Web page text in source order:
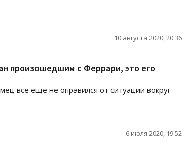
10 августа 2020, 20:36
произошедшим с Феррари, это его
все еще не оправился от ситуации вокруг
6 июля 2020, 19:52